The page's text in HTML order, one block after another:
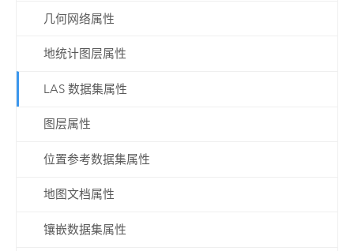
几何网络属性
地统计图层属性
LAS 数据集属性
图层属性
位置参考数据集属性
地图文档属性
镶嵌数据集属性